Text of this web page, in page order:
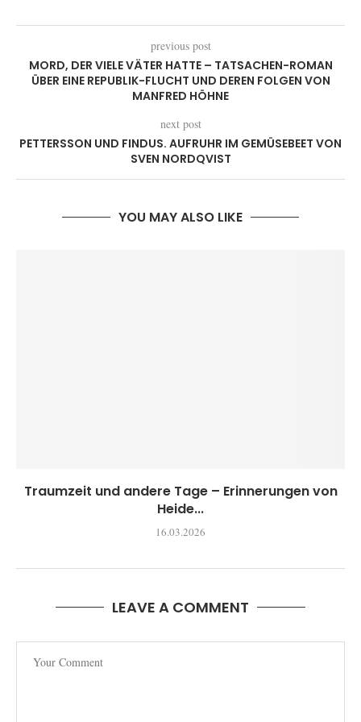
previous post
MORD, DER VIELE VÄTER HATTE – TATSACHEN-ROMAN
ÜBER EINE REPUBLIK-FLUCHT UND DEREN FOLGEN VON
MANFRED HÖHNE
next post
PETTERSSON UND FINDUS. AUFRUHR IM GEMÜSEBEET VON
SVEN NORDQVIST
YOU MAY ALSO LIKE
Traumzeit und andere Tage – Erinnerungen von
Heide...
16.03.2026
LEAVE A COMMENT